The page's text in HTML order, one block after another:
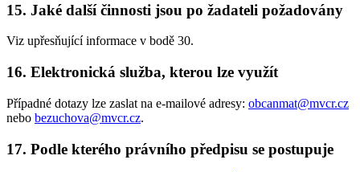
15. Jaké další činnosti jsou po žadateli požadovány
Viz upřesňující informace v bodě 30.
16. Elektronická služba, kterou lze využít
Případné dotazy lze zaslat na e-mailové adresy: obcanmat@mvcr.cz
nebo bezuchova@mvcr.cz.
17. Podle kterého právního předpisu se postupuje